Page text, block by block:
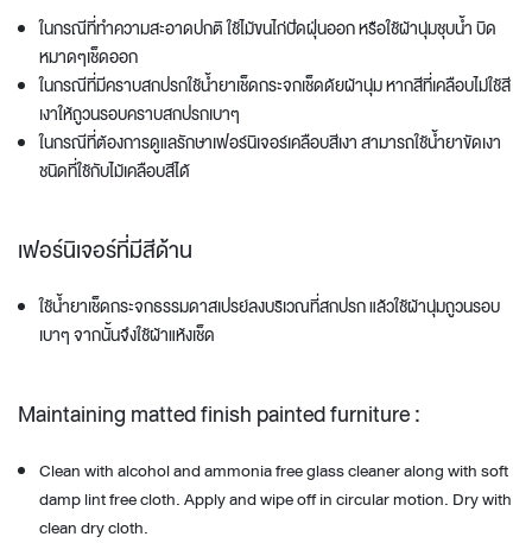
ในกรณีที่ทำความสะอาดปกติ ใช้ไม้ขนไก่ปัดฝุ่นออก หรือใช้ผ้านุ่มชุบน้ำ บิด
หมาดๆเช็ดออก
ในกรณีที่มีคราบสกปรกใช้น้ำยาเช็ดกระจกเช็ดด้ยผ้านุ่ม หากสีที่เคลือบไม่ใช้สี
เงาให้ถูวนรอบคราบสกปรกเบาๆ
ในกรณีที่ต้องการดูแลรักษาเฟอร์นิเจอร์เคลือบสีเงา สามารถใช้น้ำยาขัดเงา
ชนิดที่ใช้กับไม้เคลือบสีได้
เฟอร์นิเจอร์ที่มีสีด้าน
ใช้น้ำยาเช็ดกระจกธรรมดาสเปรย์ลงบริเวณที่สกปรก แล้วใช้ผ้านุ่มถูวนรอบ
เบาๆ จากนั้นจึงใช้ผ้าแห้งเช็ด
Maintaining matted finish painted furniture :
Clean with alcohol and ammonia free glass cleaner along with soft
damp lint free cloth. Apply and wipe off in circular motion. Dry with
clean dry cloth.